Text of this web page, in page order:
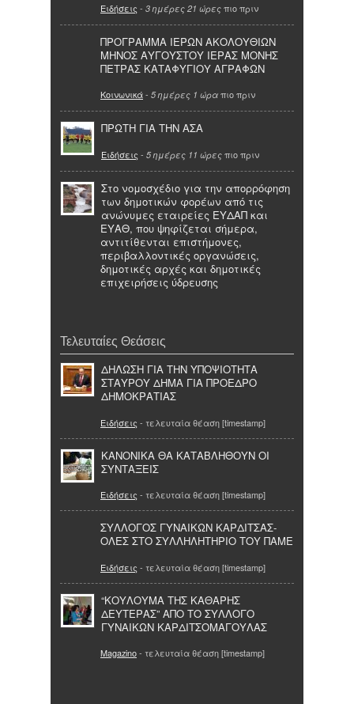
Ειδήσεις - 3 ημέρες 21 ώρες πιο πριν
ΠΡΟΓΡΑΜΜΑ ΙΕΡΩΝ ΑΚΟΛΟΥΘΙΩΝ
ΜΗΝΟΣ ΑΥΓΟΥΣΤΟΥ ΙΕΡΑΣ ΜΟΝΗΣ
ΠΕΤΡΑΣ ΚΑΤΑΦΥΓΙΟΥ ΑΓΡΑΦΩΝ
Κοινωνικά- 5 ημέρες 1 ώρα πιο πριν
ΠΡΩΤΗ ΓΙΑ ΤΗΝ ΑΣΑ
Ειδήσεις - 5 ημέρες 11 ώρες πιο πριν
Στο νομοσχέδιο για την απορρόφηση
των δημοτικών φορέων από τις
ανώνυμες εταιρείες ΕΥΔΑΠ και
ΕΥΑΘ, που ψηφίζεται σήμερα,
αντιτίθενται επιστήμονες,
περιβαλλοντικές οργανώσεις,
δημοτικές αρχές και δημοτικές
επιχειρήσεις ύδρευσης
Τελευταίες Θεάσεις
ΔΗΛΩΣΗ ΓΙΑ ΤΗΝ ΥΠΟΨΙΟΤΗΤΑ
ΣΤΑΥΡΟΥ ΔΗΜΑ ΓΙΑ ΠΡΟΕΔΡΟ
ΔΗΜΟΚΡΑΤΙΑΣ
Ειδήσεις - τελευταία θέαση [timestamp]
ΚΑΝΟΝΙΚΑ ΘΑ ΚΑΤΑΒΛΗΘΟΥΝ ΟΙ
ΣΥΝΤΑΞΕΙΣ
Ειδήσεις - τελευταία θέαση [timestamp]
ΣΥΛΛΟΓΟΣ ΓΥΝΑΙΚΩΝ ΚΑΡΔΙΤΣΑΣ-
ΟΛΕΣ ΣΤΟ ΣΥΛΛΗΛΗΤΗΡΙΟ ΤΟΥ ΠΑΜΕ
Ειδήσεις - τελευταία θέαση [timestamp]
“ΚΟΥΛΟΥΜΑ ΤΗΣ ΚΑΘΑΡΗΣ
ΔΕΥΤΕΡΑΣ” ΑΠΟ ΤΟ ΣΥΛΛΟΓΟ
ΓΥΝΑΙΚΩΝ ΚΑΡΔΙΤΣΟΜΑΓΟΥΛΑΣ
Magazino- τελευταία θέαση [timestamp]